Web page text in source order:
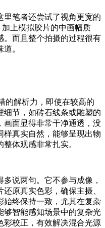
里笔者还尝试了视角更宽的
上模拟胶片的中画幅质
。 而且 整个拍摄的过程很有
。
的解析力， 即使在较高的
细节，如砖石线条或雕塑的
画面显得非常干净通透，没
样真实自然，能够呈现出物
体观感非常扎实。
说两句。它不参与成像，
原真实色彩，确保主摄、
始终保持一致，尤其在复杂
够智能感知场景中的复杂光
彩校正，有效解决混合光源